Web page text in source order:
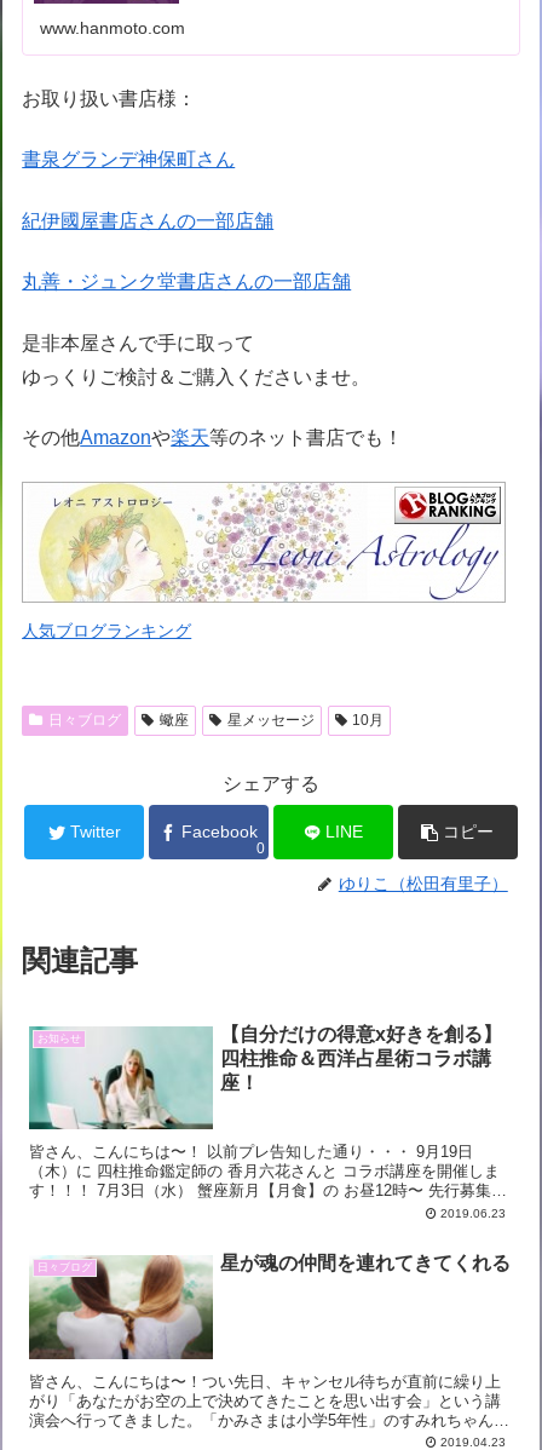
www.hanmoto.com
お取り扱い書店様：
書泉グランデ神保町さん
紀伊國屋書店さんの一部店舗
丸善・ジュンク堂書店さんの一部店舗
是非本屋さんで手に取って
ゆっくりご検討＆ご購入くださいませ。
その他Amazonや楽天等のネット書店でも！
人気ブログランキング
日々ブログ 蠍座 星メッセージ 10月
シェアする
Twitter Facebook
0
LINE コピー
ゆりこ（松田有里子）
関連記事
お知らせ
【自分だけの得意x好きを創る】
四柱推命＆西洋占星術コラボ講
座！
皆さん、こんにちは〜！ 以前プレ告知した通り・・・ 9月19日
（木）に 四柱推命鑑定師の 香月六花さんと コラボ講座を開催しま
す！！！ 7月3日（水） 蟹座新月【月食】の お昼12時〜 先行募集を
2019.06.23
日々ブログ 星が魂の仲間を連れてきてくれる
皆さん、こんにちは〜！つい先日、キャンセル待ちが直前に繰り上
がり「あなたがお空の上で決めてきたことを思い出す会」という講
演会へ行ってきました。「かみさまは小学5年性」のすみれちゃん、
ゆきさん、エッセイストの田宮陽子さん、作家の西田普さんの放...
2019.04.23